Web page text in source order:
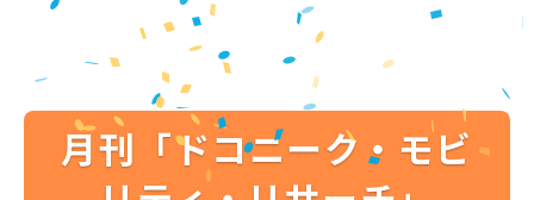
月刊「ドコニーク・モビ